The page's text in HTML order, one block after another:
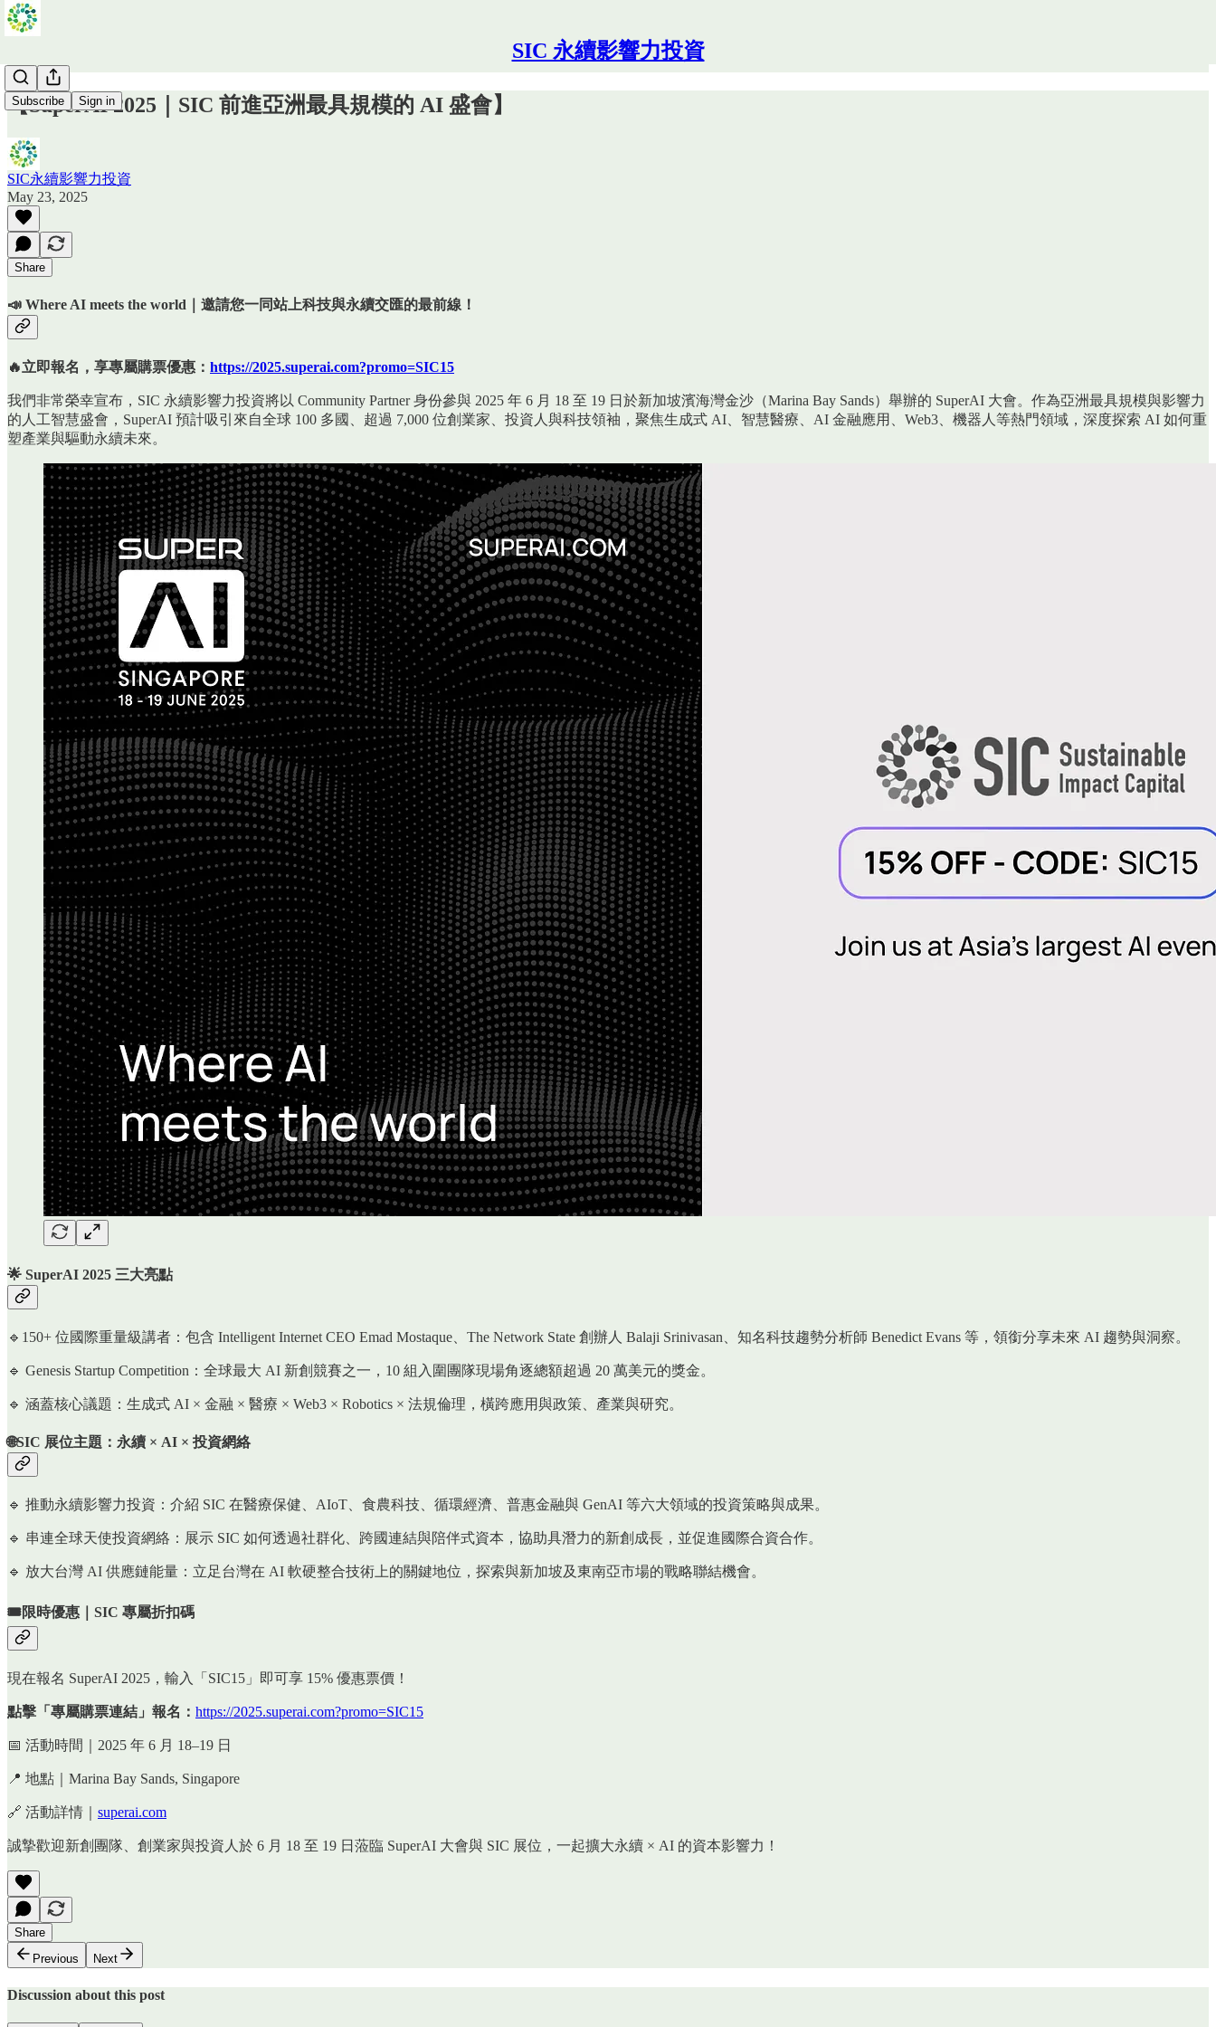
SIC 永續影響力投資
Subscribe Sign in
【SuperAI 2025｜SIC 前進亞洲最具規模的 AI 盛會】
SIC永續影響力投資
May 23, 2025
Share
📣 Where AI meets the world｜邀請您一同站上科技與永續交匯的最前線！
🔥立即報名，享專屬購票優惠： https://2025.superai.com?promo=SIC15
我們非常榮幸宣布，SIC 永續影響力投資將以 Community Partner 身份參與 2025 年 6 月 18 至 19 日於新加坡濱海灣金沙（Marina Bay Sands）舉辦的 SuperAI 大會。作為亞洲最具規模與影響力
的人工智慧盛會，SuperAI 預計吸引來自全球 100 多國、超過 7,000 位創業家、投資人與科技領袖，聚焦生成式 AI、智慧醫療、AI 金融應用、Web3、機器人等熱門領域，深度探索 AI 如何重
塑產業與驅動永續未來。
🌟 SuperAI 2025 三大亮點
🔹150+ 位國際重量級講者：包含 Intelligent Internet CEO Emad Mostaque、The Network State 創辦人 Balaji Srinivasan、知名科技趨勢分析師 Benedict Evans 等，領銜分享未來 AI 趨勢與洞察。
🔹 Genesis Startup Competition：全球最大 AI 新創競賽之一，10 組入圍團隊現場角逐總額超過 20 萬美元的獎金。
🔹 涵蓋核心議題：生成式 AI × 金融 × 醫療 × Web3 × Robotics × 法規倫理，橫跨應用與政策、產業與研究。
🌐SIC 展位主題：永續 × AI × 投資網絡
🔹 推動永續影響力投資：介紹 SIC 在醫療保健、AIoT、食農科技、循環經濟、普惠金融與 GenAI 等六大領域的投資策略與成果。
🔹 串連全球天使投資網絡：展示 SIC 如何透過社群化、跨國連結與陪伴式資本，協助具潛力的新創成長，並促進國際合資合作。
🔹 放大台灣 AI 供應鏈能量：立足台灣在 AI 軟硬整合技術上的關鍵地位，探索與新加坡及東南亞市場的戰略聯結機會。
🎟️限時優惠｜SIC 專屬折扣碼
現在報名 SuperAI 2025，輸入「SIC15」即可享 15% 優惠票價！
點擊「專屬購票連結」報名： https://2025.superai.com?promo=SIC15
📅 活動時間｜2025 年 6 月 18–19 日
📍 地點｜Marina Bay Sands, Singapore
🔗 活動詳情｜ superai.com
誠摯歡迎新創團隊、創業家與投資人於 6 月 18 至 19 日蒞臨 SuperAI 大會與 SIC 展位，一起擴大永續 × AI 的資本影響力！
Share
Previous
Next
Discussion about this post